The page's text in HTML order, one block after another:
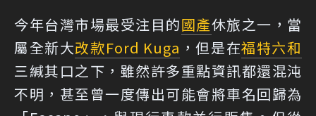
今年台灣市場最受注目的國產休旅之一，當
屬全新大改款Ford Kuga ，但是在福特六和
三緘其口之下，雖然許多重點資訊都還混沌
不明，甚至曾一度傳出可能會將車名回歸為